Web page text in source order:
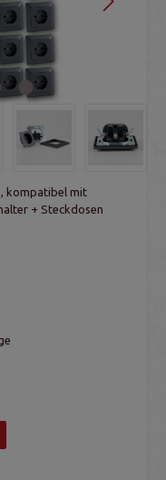
kompatibel mit
+ Steckdosen